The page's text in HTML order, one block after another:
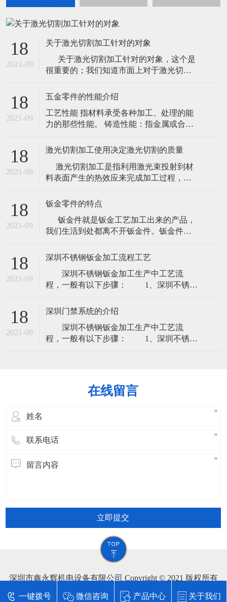
18
2021-09
关于激光切割加工针对的对象
关于激光切割加工针对的对象，这个是
很重要的；我们知道市面上对于激光切割
使用激光切割的那可是数不胜数的。虽然
很多材质使用其他的方式切割效果更佳，
怎奈激光效率太高，所以还是被替代了。
就拿简单的一些材质来说吧！如石头、塑
18
2021-09
五金零件的性能介绍
工艺性能 指材料承受各种加工、处理的能
力的那些性能。 铸造性能：指金属或合金
流性能、充满铸模能力；收缩性、铸件凝
均性。 焊接性能：指金属材料通过加热或
加热和加压焊接方法，把两个或两个以上
目的的
18
2021-09
激光切割加工使用决定激光切割的质量
激光切割加工是指利用激光束投射到材
料表面产生的热效应来完成加工过程，包
如今的汽车消费夸大个性化，原来的模具
长，已难以适应越来越快的车型更替。激
光切割成型出产塑胶产品：节约塑胶模具
18
2021-09
钣金零件的特点
钣金件就是钣金工艺加工出来的产品，
我们生活到处都离不开钣金件。钣金件是
工、金属粘结、金属拉拔、等离子切割、
精密焊接、辊轧成型、金属板材弯曲成
型、模锻、水喷射切割来制作的。 国外
某专业期
18
2021-09
深圳不锈钢钣金加工流程工艺
深圳不锈钢钣金加工生产中工艺流
程，一般有以下步骤： 1、深圳不锈钢
工初始，也是必经的工艺，下料分为激光
下料、数冲下料。 2、刨坑：刨坑工艺
并不是所有产品都需要刨坑，一般客户指
定要求刨坑，才用的上刨坑 3、折弯：
18
2021-09
深圳门禁系统的介绍
深圳不锈钢钣金加工生产中工艺流
程，一般有以下步骤： 1、深圳不锈钢
并不是所有产品都需要刨坑，一般客户指
定要求刨坑，才用的上刨坑 3、折弯：
在线留言
立即提交
深圳市鑫永辉机电设备有限公司 Copyright © 2021 版权所有
东莞网站建设
一键拨号 微信咨询 产品中心 关于我们